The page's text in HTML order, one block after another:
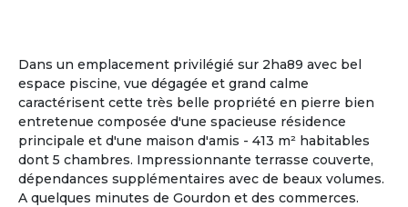
Dans un emplacement privilégié sur 2ha89 avec bel
espace piscine, vue dégagée et grand calme
caractérisent cette très belle propriété en pierre bien
entretenue composée d'une spacieuse résidence
principale et d'une maison d'amis - 413 m² habitables
dont 5 chambres. Impressionnante terrasse couverte,
dépendances supplémentaires avec de beaux volumes.
A quelques minutes de Gourdon et des commerces.